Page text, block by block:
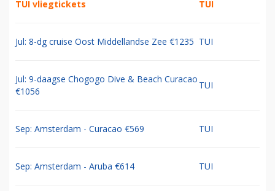
TUI vliegtickets TUI
Jul: 8-dg cruise Oost Middellandse Zee €1235 TUI
Jul: 9-daagse Chogogo Dive & Beach Curacao
€1056
TUI
Sep: Amsterdam - Curacao €569 TUI
Sep: Amsterdam - Aruba €614 TUI